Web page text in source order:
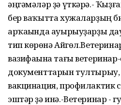
әңгәмәләр ҙә үткәрә.-
бер ваҡытта хужаларҙың
арҡаһында ауырыуҙарҙы
тип көрһөнә
вазифаһына тағы
документтарын тултырыу,
вакцинация, профилактик
эштәр ҙә инә.-Ветеринар -